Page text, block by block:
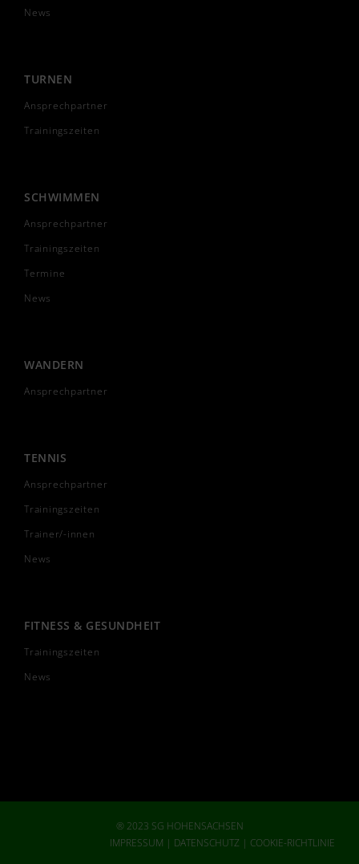
News
TURNEN
Ansprechpartner
Trainingszeiten
SCHWIMMEN
Ansprechpartner
Trainingszeiten
Termine
News
WANDERN
Ansprechpartner
TENNIS
Ansprechpartner
Trainingszeiten
Trainer/-innen
News
FITNESS & GESUNDHEIT
Trainingszeiten
News
® 2023 SG HOHENSACHSEN
IMPRESSUM | DATENSCHUTZ | COOKIE-RICHTLINIE